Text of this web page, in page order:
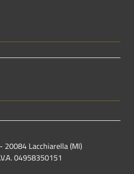
20084 Lacchiarella (MI)
04958350151